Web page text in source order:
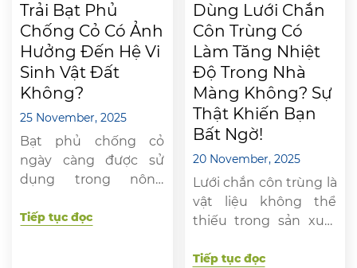
Trải Bạt Phủ
Chống Cỏ Có Ảnh
Hưởng Đến Hệ Vi
Sinh Vật Đất
Không?
25 November, 2025
Bạt phủ chống cỏ
ngày càng được sử
dụng trong nông
giúp giảm cỏ dại, tiết
Tiếp tục đọc
Dùng Lưới Chắn
Côn Trùng Có
Làm Tăng Nhiệt
Độ Trong Nhà
Màng Không? Sự
Thật Khiến Bạn
Bất Ngờ!
20 November, 2025
Lưới chắn côn trùng là
vật liệu không thể
thiếu trong sản xuất
giúp ngăn chặn nhiều
Tiếp tục đọc